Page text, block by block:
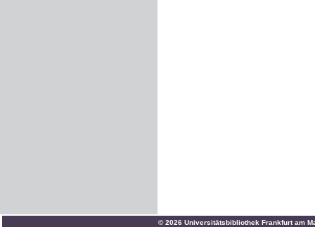
© 2026 Universitätsbibliothek Frankfurt am